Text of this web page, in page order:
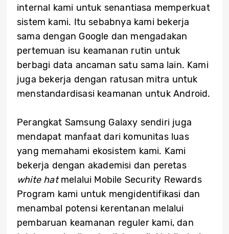
internal kami untuk senantiasa memperkuat
sistem kami. Itu sebabnya kami bekerja
sama dengan Google dan mengadakan
pertemuan isu keamanan rutin untuk
berbagi data ancaman satu sama lain. Kami
juga bekerja dengan ratusan mitra untuk
menstandardisasi keamanan untuk Android.
Perangkat Samsung Galaxy sendiri juga
mendapat manfaat dari komunitas luas
yang memahami ekosistem kami. Kami
bekerja dengan akademisi dan peretas
white hatmelalui Mobile Security Rewards
Program kami untuk mengidentifikasi dan
menambal potensi kerentanan melalui
pembaruan keamanan reguler kami, dan